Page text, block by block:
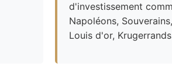
d'investissement
Napoléons, Souverains,
Louis d'or,